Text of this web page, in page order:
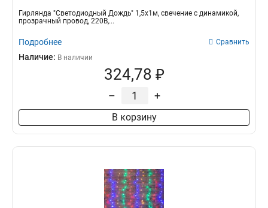
Гирлянда "Светодиодный Дождь" 1,5х1м, свечение с динамикой,
прозрачный провод, 220В,...
Подробнее Сравнить
Наличие: В наличии
324,78 ₽
– +
В корзину